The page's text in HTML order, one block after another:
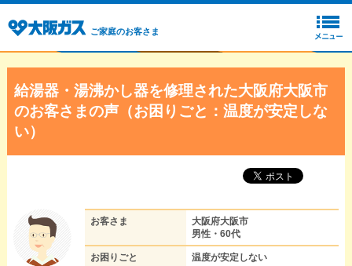
ご家庭のお客さま
給湯器・湯沸かし器を修理された大阪府大阪市
のお客さまの声（お困りごと：温度が安定しな
い）
お客さま
大阪府大阪市
男性・60代
お困りごと 温度が安定しない